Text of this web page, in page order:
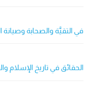
في التقيَّة والصحابة وصيانة
الحقائق في تاريخ الإسلام